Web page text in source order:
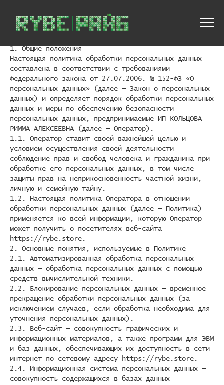
1. Общие положения
Настоящая политика обработки персональных данных
составлена в соответствии с требованиями
Федерального закона от 27.07.2006. № 152-ФЗ «О
персональных данных» (далее — Закон о персональных
данных) и определяет порядок обработки персональных
данных и меры по обеспечению безопасности
персональных данных, предпринимаемые ИП КОЛЬЦОВА
РИММА АЛЕКСЕЕВНА (далее — Оператор).
1.1. Оператор ставит своей важнейшей целью и
условием осуществления своей деятельности
соблюдение прав и свобод человека и гражданина при
обработке его персональных данных, в том числе
защиты прав на неприкосновенность частной жизни,
личную и семейную тайну.
1.2. Настоящая политика Оператора в отношении
обработки персональных данных (далее — Политика)
применяется ко всей информации, которую Оператор
может получить о посетителях веб-сайта
https://rybe.store.
2. Основные понятия, используемые в Политике
2.1. Автоматизированная обработка персональных
данных — обработка персональных данных с помощью
средств вычислительной техники.
2.2. Блокирование персональных данных — временное
прекращение обработки персональных данных (за
исключением случаев, если обработка необходима для
уточнения персональных данных).
2.3. Веб-сайт — совокупность графических и
информационных материалов, а также программ для ЭВМ
и баз данных, обеспечивающих их доступность в сети
интернет по сетевому адресу https://rybe.store.
2.4. Информационная система персональных данных —
совокупность содержащихся в базах данных